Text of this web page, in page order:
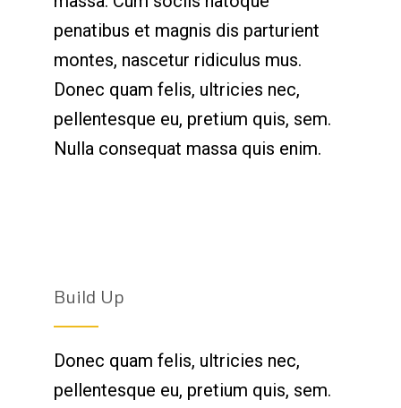
penatibus et magnis dis parturient
montes, nascetur ridiculus mus.
Donec quam felis, ultricies nec,
pellentesque eu, pretium quis, sem.
Nulla consequat massa quis enim.
Build Up
Donec quam felis, ultricies nec,
pellentesque eu, pretium quis, sem.